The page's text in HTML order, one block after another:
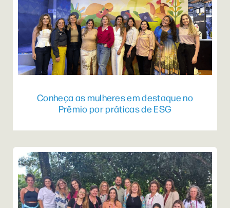
Conheça as mulheres em destaque no
Prêmio por práticas de ESG